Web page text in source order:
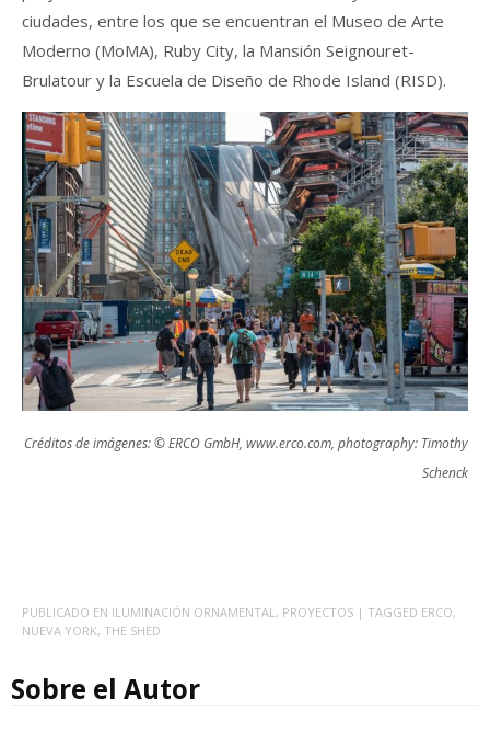
ciudades, entre los que se encuentran el Museo de Arte
Moderno (MoMA), Ruby City, la Mansión Seignouret-
Brulatour y la Escuela de Diseño de Rhode Island (RISD).
Créditos de imágenes: © ERCO GmbH, www.erco.com, photography: Timothy
Schenck
PUBLICADO EN ILUMINACIÓN ORNAMENTAL, PROYECTOS | TAGGED ERCO,
NUEVA YORK, THE SHED
Sobre el Autor